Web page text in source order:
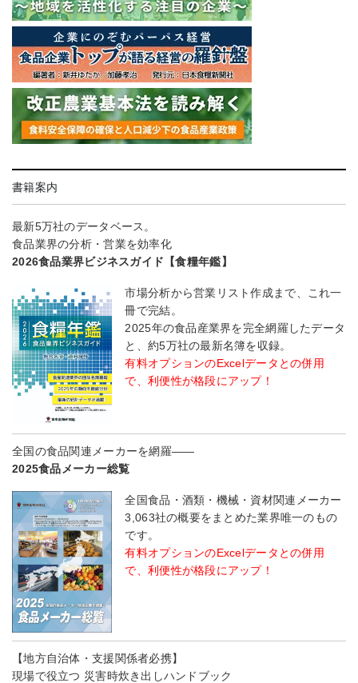
書籍案内
最新5万社のデータベース。
食品業界の分析・営業を効率化
2026食品業界ビジネスガイド【食糧年鑑】
市場分析から営業リスト作成まで、これ一
冊で完結。
2025年の食品産業界を完全網羅したデータ
と、約5万社の最新名簿を収録。
有料オプションのExcelデータとの併用
で、利便性が格段にアップ！
全国の食品関連メーカーを網羅――
2025食品メーカー総覧
全国食品・酒類・機械・資材関連メーカー
3,063社の概要をまとめた業界唯一のもの
です。
有料オプションのExcelデータとの併用
で、利便性が格段にアップ！
【地方自治体・支援関係者必携】
現場で役立つ 災害時炊き出しハンドブック